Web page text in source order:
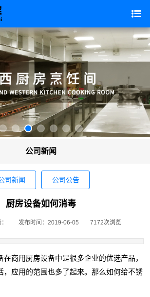
公司新闻
司新闻 公司公告
厨房设备如何消毒
发布时间：2019-06-05 7172次浏览
商用厨房设备中是很多企业的优选产品，
，应用的范围也多了起来。那么如何给不锈